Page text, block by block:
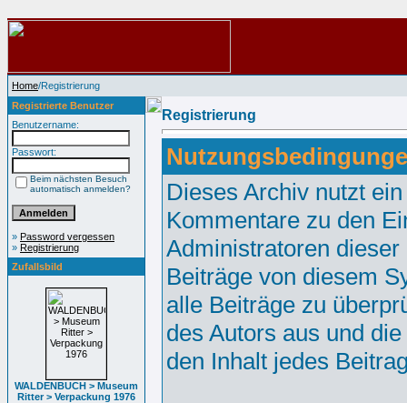
Home/Registrierung
Registrierte Benutzer
Benutzername:
Passwort:
Beim nächsten Besuch
automatisch anmelden?
» Password vergessen
» Registrierung
Zufallsbild
WALDENBUCH > Museum
Ritter > Verpackung 1976
Registrierung
Dieses Archiv nutzt
Kommentare zu den
Administratoren
Beiträge von diesem
alle Beiträge zu
des Autors aus und
den Inhalt jedes